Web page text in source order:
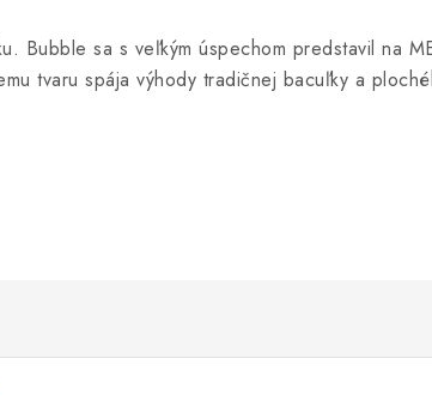
Bubble sa s veľkým úspechom predstavil na
tvaru spája výhody tradičnej bacuľky a